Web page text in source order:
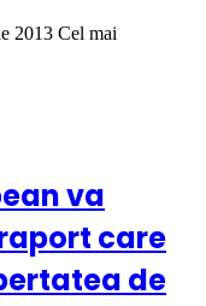
2013 Cel mai
va
care
de